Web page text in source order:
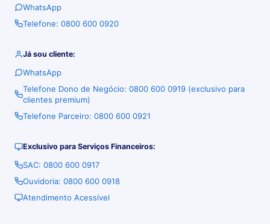
WhatsApp
Telefone: 0800 600 0920
Já sou cliente:
WhatsApp
Telefone Dono de Negócio: 0800 600 0919 (exclusivo para
clientes premium)
Telefone Parceiro: 0800 600 0921
Exclusivo para Serviços Financeiros:
SAC: 0800 600 0917
Ouvidoria: 0800 600 0918
Atendimento Acessível